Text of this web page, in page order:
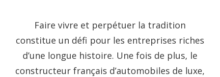
Faire vivre et perpétuer la tradition
constitue un défi pour les entreprises riches
d’une longue histoire. Une fois de plus, le
constructeur français d’automobiles de luxe,